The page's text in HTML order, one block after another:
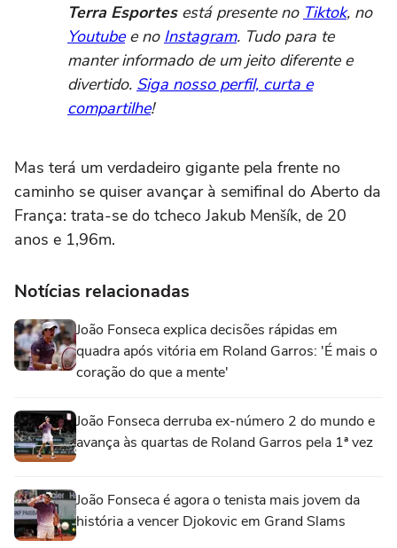
Terra Esportesestá presente no Tiktok, no
Youtubee no Instagram. Tudo para te
manter informado de um jeito diferente e
divertido. Siga nosso perfil, curta e
compartilhe!
Mas terá um verdadeiro gigante pela frente no
caminho se quiser avançar à semifinal do Aberto da
França: trata-se do tcheco Jakub Menšík, de 20
anos e 1,96m.
Notícias relacionadas
João Fonseca explica decisões rápidas em
quadra após vitória em Roland Garros: 'É mais o
coração do que a mente'
João Fonseca derruba ex-número 2 do mundo e
avança às quartas de Roland Garros pela 1ª vez
João Fonseca é agora o tenista mais jovem da
história a vencer Djokovic em Grand Slams